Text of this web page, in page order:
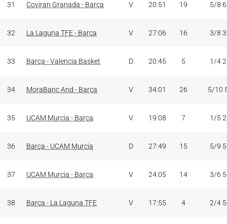
31 Coviran Granada - Barça V 20:51 19 5/8
32 La Laguna TFE - Barça V 27:06 16 3/8
33 Barça - Valencia Basket D 20:45 5 1/4
34 MoraBanc And - Barça V 34:01 26 5/10
35 UCAM Murcia - Barça V 19:08 7 1/5
36 Barça - UCAM Murcia D 27:49 15 5/9
37 UCAM Murcia - Barça V 24:05 14 3/6
38 Barça - La Laguna TFE V 17:55 4 2/4